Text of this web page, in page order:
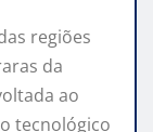
regiões
da
ao
tecnológico